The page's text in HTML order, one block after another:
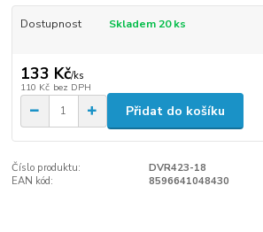
Dostupnost Skladem 20 ks
133 Kč/ks
110 Kč bez DPH
Přidat do košíku
Číslo produktu:
DVR423-18
EAN kód:
8596641048430